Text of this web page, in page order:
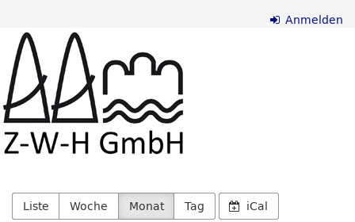
Haupt-
Inhalt
springen
Anmelden
Z-
W-
H
GmbH
Liste Woche Monat Tag iCal